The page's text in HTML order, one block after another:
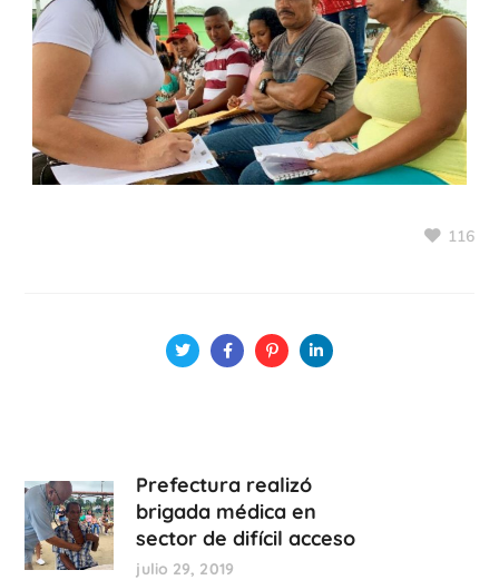
116
Prefectura realizó
brigada médica en
sector de difícil acceso
julio 29, 2019